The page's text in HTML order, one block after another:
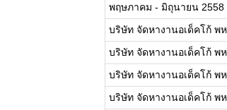
พฤษภาคม - มิถุนายน
บริษัท จัดหางานอเด็คโก้ พ
บริษัท จัดหางานอเด็คโก้ พ
บริษัท จัดหางานอเด็คโก้ พ
บริษัท จัดหางานอเด็คโก้ พ